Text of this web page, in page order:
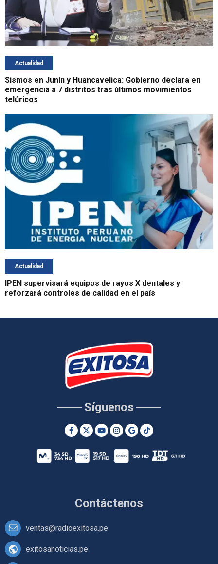
Actualidad
Sismos en Junín y Huancavelica: Gobierno declara en
emergencia a 7 distritos tras últimos movimientos
telúricos
Actualidad
IPEN supervisará equipos de rayos X dentales y
reforzará controles de calidad en el país
Contáctenos
ventas@radioexitosa.pe
exitosanoticias.pe
Síguenos